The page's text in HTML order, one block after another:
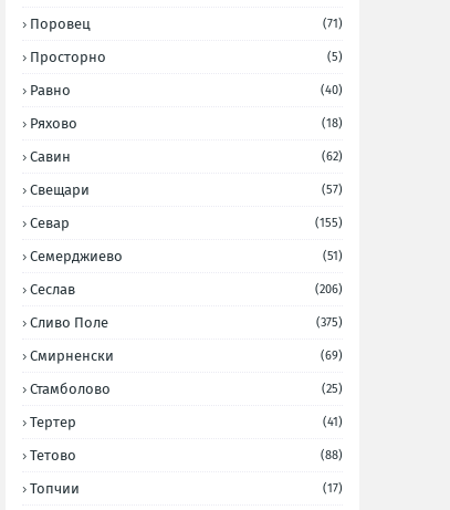
Поровец (71)
Просторно (5)
Равно (40)
Ряхово (18)
Савин (62)
Свещари (57)
Севар (155)
Семерджиево (51)
Сеслав (206)
Сливо Поле (375)
Смирненски (69)
Стамболово (25)
Тертер (41)
Тетово (88)
Топчии (17)